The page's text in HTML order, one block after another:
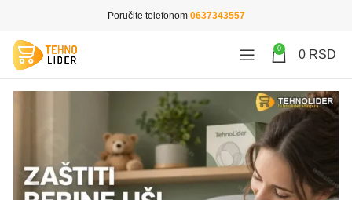
Poručite telefonom 0637343557
0 0 RSD